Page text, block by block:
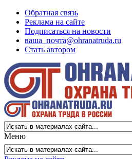
Обратная связь
Реклама на сайте
Подписаться на новости
ваша_почта@ohranatruda.ru
Стать автором
Меню